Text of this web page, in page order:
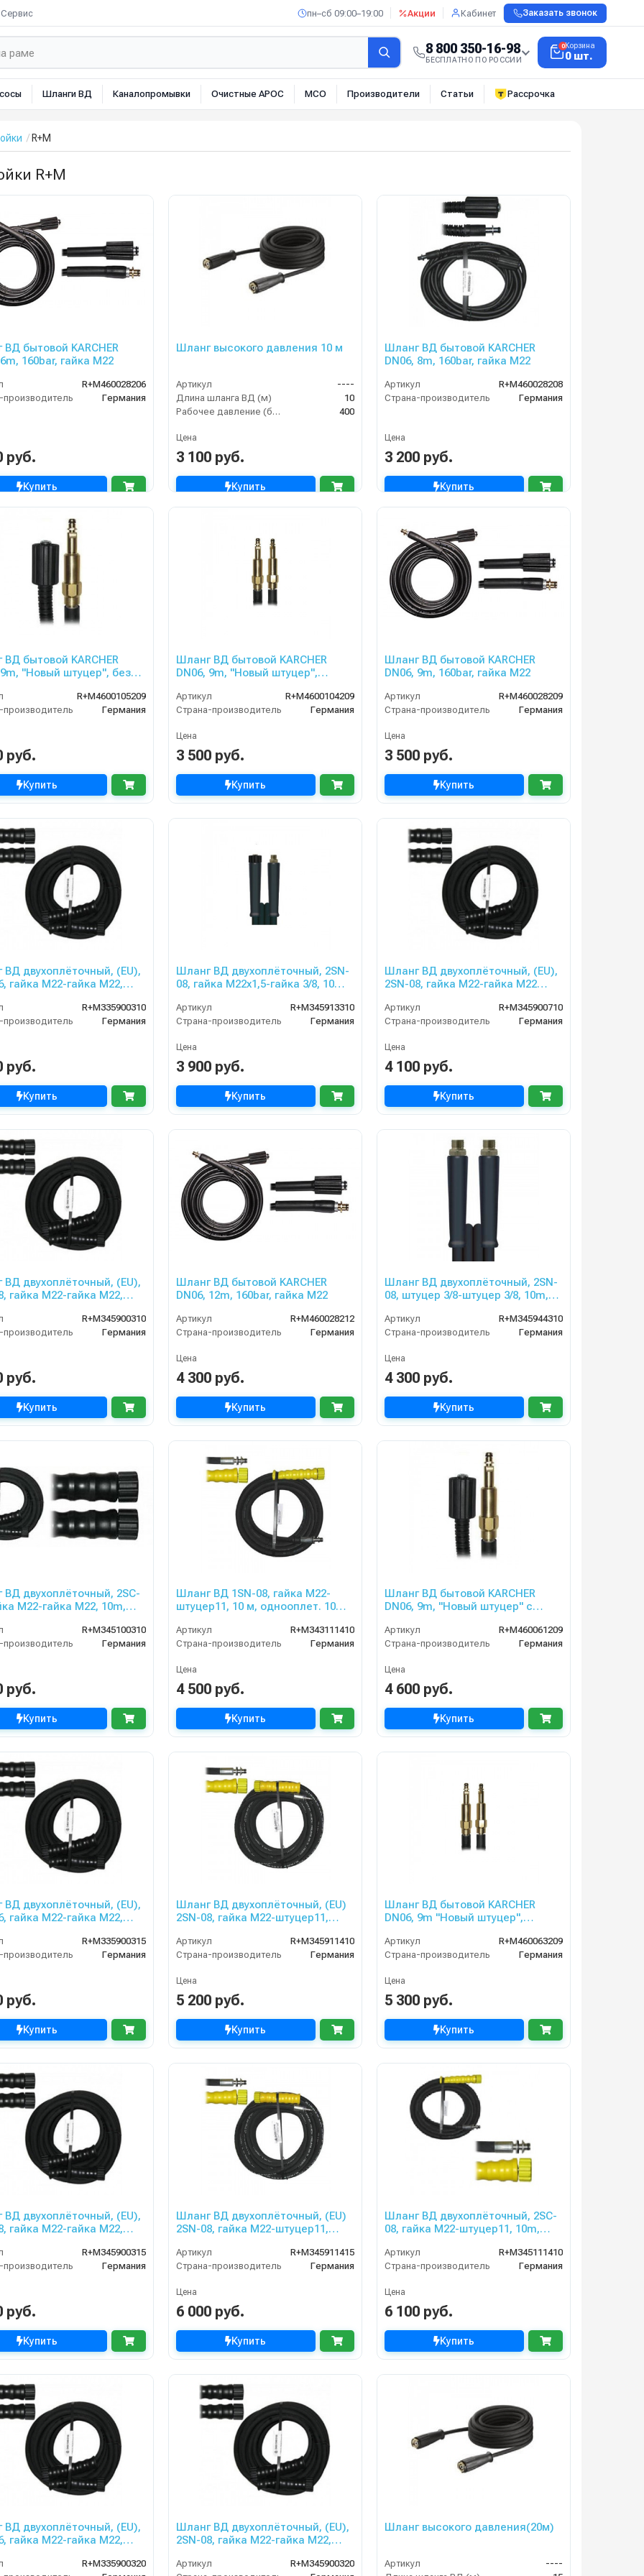
Сервис пн–сб 09:00–19:00 Акции Кабинет Заказать звонок
8 800 350-16-98
БЕСПЛАТНО ПО РОССИИ
0Корзина
0 шт.
Шланги ВД Каналопромывки Очистные АРОС МСО Производители Статьи Рассрочка
R+M
R+M
бытовой KARCHER
160bar, гайка M22
R+M460028206
производитель
Германия
руб.
Купить
Шланг высокого давления 10 м
Артикул
----
Длина шланга ВД (м)
10
Рабочее давление (бар)
400
Цена
3 100 руб.
Купить
Шланг ВД бытовой KARCHER
DN06, 8m, 160bar, гайка M22
Артикул
R+M460028208
Страна-производитель
Германия
Цена
3 200 руб.
Купить
бытовой KARCHER
9m, "Новый штуцер", без
R+M4600105209
производитель
Германия
руб.
Купить
Шланг ВД бытовой KARCHER
DN06, 9m, "Новый штуцер",
160bar, штуцер8,8
Артикул
R+M4600104209
Страна-производитель
Германия
Цена
3 500 руб.
Купить
Шланг ВД бытовой KARCHER
DN06, 9m, 160bar, гайка M22
Артикул
R+M460028209
Страна-производитель
Германия
Цена
3 500 руб.
Купить
ВД двухоплёточный, (EU),
гайка М22-гайка М22,
R+M335900310
производитель
Германия
руб.
Купить
Шланг ВД двухоплёточный, 2SN-
08, гайка M22x1,5-гайка 3/8, 10m,
Артикул
R+M345913310
Страна-производитель
Германия
Цена
3 900 руб.
Купить
Шланг ВД двухоплёточный, (EU),
2SN-08, гайка М22-гайка М22
10m, 400bar для PORTOTECNICA,
KRANZLE
Артикул
R+M345900710
Страна-производитель
Германия
Цена
4 100 руб.
Купить
ВД двухоплёточный, (EU),
гайка М22-гайка М22,
R+M345900310
производитель
Германия
руб.
Купить
Шланг ВД бытовой KARCHER
DN06, 12m, 160bar, гайка M22
Артикул
R+M460028212
Страна-производитель
Германия
Цена
4 300 руб.
Купить
Шланг ВД двухоплёточный, 2SN-
08, штуцер 3/8-штуцер 3/8, 10m,
Артикул
R+M345944310
Страна-производитель
Германия
Цена
4 300 руб.
Купить
ВД двухоплёточный, 2SC-
М22-гайка М22, 10m,
R+M345100310
производитель
Германия
руб.
Купить
Шланг ВД 1SN-08, гайка М22-
штуцер11, 10 м, однооплет. 10m,
Артикул
R+M343111410
Страна-производитель
Германия
Цена
4 500 руб.
Купить
Шланг ВД бытовой KARCHER
DN06, 9m, "Новый штуцер" с
Артикул
R+M460061209
Страна-производитель
Германия
Цена
4 600 руб.
Купить
ВД двухоплёточный, (EU),
гайка М22-гайка М22,
R+M335900315
производитель
Германия
руб.
Купить
Шланг ВД двухоплёточный, (EU)
2SN-08, гайка М22-штуцер11,
Артикул
R+M345911410
Страна-производитель
Германия
Цена
5 200 руб.
Купить
Шланг ВД бытовой KARCHER
DN06, 9m "Новый штуцер",
160bar, штуцер8,8
Артикул
R+M460063209
Страна-производитель
Германия
Цена
5 300 руб.
Купить
ВД двухоплёточный, (EU),
гайка М22-гайка М22,
R+M345900315
производитель
Германия
руб.
Купить
Шланг ВД двухоплёточный, (EU)
2SN-08, гайка М22-штуцер11,
Артикул
R+M345911415
Страна-производитель
Германия
Цена
6 000 руб.
Купить
Шланг ВД двухоплёточный, 2SC-
08, гайка М22-штуцер11, 10m,
Артикул
R+M345111410
Страна-производитель
Германия
Цена
6 100 руб.
Купить
ВД двухоплёточный, (EU),
гайка М22-гайка М22,
R+M335900320
Шланг ВД двухоплёточный, (EU),
2SN-08, гайка М22-гайка М22,
KRANZLE
Артикул
R+M345900320
Шланг высокого давления(20м)
Артикул
----